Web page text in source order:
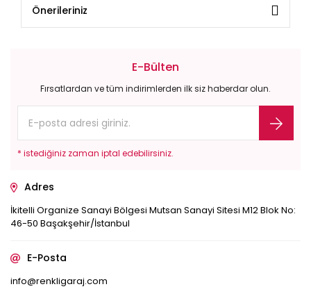
Önerileriniz
E-Bülten
Fırsatlardan ve tüm indirimlerden ilk siz haberdar olun.
* istediğiniz zaman iptal edebilirsiniz.
Adres
İkitelli Organize Sanayi Bölgesi Mutsan Sanayi Sitesi M12 Blok No:
46-50 Başakşehir/İstanbul
E-Posta
info@renkligaraj.com